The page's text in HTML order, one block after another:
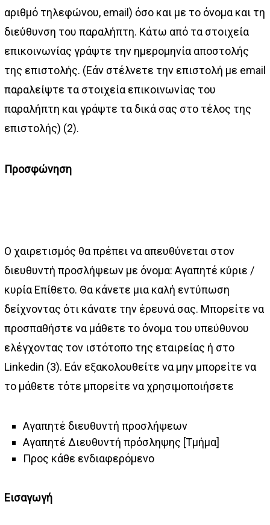
αριθμό τηλεφώνου, email) όσο και με το όνομα και τη
διεύθυνση του παραλήπτη. Κάτω από τα στοιχεία
επικοινωνίας γράψτε την ημερομηνία αποστολής
της επιστολής. (Εάν στέλνετε την επιστολή με email
παραλείψτε τα στοιχεία επικοινωνίας του
παραλήπτη και γράψτε τα δικά σας στο τέλος της
επιστολής) (2).
Προσφώνηση
Ο χαιρετισμός θα πρέπει να απευθύνεται στον
διευθυντή προσλήψεων με όνομα: Αγαπητέ κύριε /
κυρία Επίθετο. Θα κάνετε μια καλή εντύπωση
δείχνοντας ότι κάνατε την έρευνά σας. Μπορείτε να
προσπαθήστε να μάθετε το όνομα του υπεύθυνου
ελέγχοντας τον ιστότοπο της εταιρείας ή στο
Linkedin (3). Εάν εξακολουθείτε να μην μπορείτε να
το μάθετε τότε μπορείτε να χρησιμοποιήσετε
Αγαπητέ διευθυντή προσλήψεων
Αγαπητέ Διευθυντή πρόσληψης [Τμήμα]
Προς κάθε ενδιαφερόμενο
Εισαγωγή